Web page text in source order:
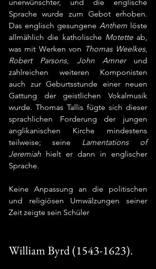
unerwünschter, und die englische
Sprache wurde zum Gebot erhoben.
Das englisch gesungene Anthem löste
allmählich die katholische Motette ab,
was mit Werken von Thomas Weelkes
Robert Parsons, John Amner und
zahlreichen weiteren Komponisten
auch zur Geburtsstunde einer neuen
Gattung der geistlichen Vokalmusik
wurde. Thomas Tallis fügte sich dieser
sprachlichen Forderung der jungen
anglikanischen Kirche mindestens
teilweise; seine
Lamentations of
Jeremiah hielt er dann in englischer
Sprache.
Keine Anpassung an die politischen
und religiösen Umwälzungen seiner
Zeit zeigte sein Schüler
William Byrd (1543-1623).